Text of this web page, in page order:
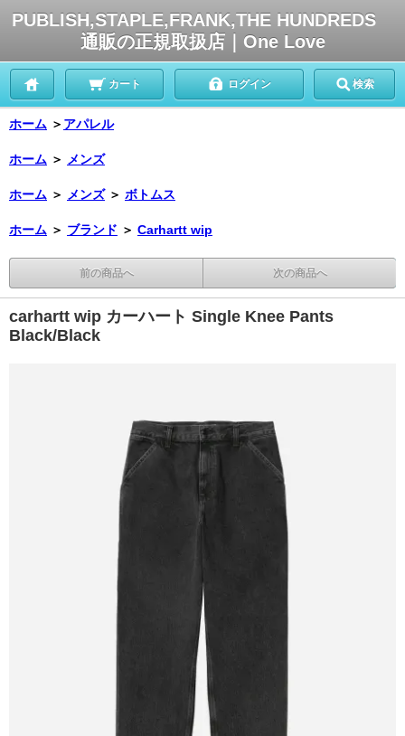
PUBLISH,STAPLE,FRANK,THE HUNDREDS
通販の正規取扱店｜One Love
カート ログイン 検索
ホーム ＞ アパレル
ホーム ＞ メンズ
ホーム ＞ メンズ ＞ ボトムス
ホーム ＞ ブランド ＞ Carhartt wip
前の商品へ 次の商品へ
carhartt wip カーハート Single Knee Pants
Black/Black